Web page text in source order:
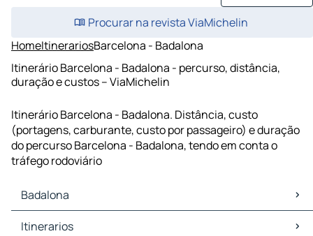
Procurar na revista ViaMichelin
HomeItinerariosBarcelona - Badalona
Itinerário Barcelona - Badalona - percurso, distância,
duração e custos – ViaMichelin
Itinerário Barcelona - Badalona. Distância, custo
(portagens, carburante, custo por passageiro) e duração
do percurso Barcelona - Badalona, tendo em conta o
tráfego rodoviário
Badalona
Badalona Mapas Plantas
Itinerarios